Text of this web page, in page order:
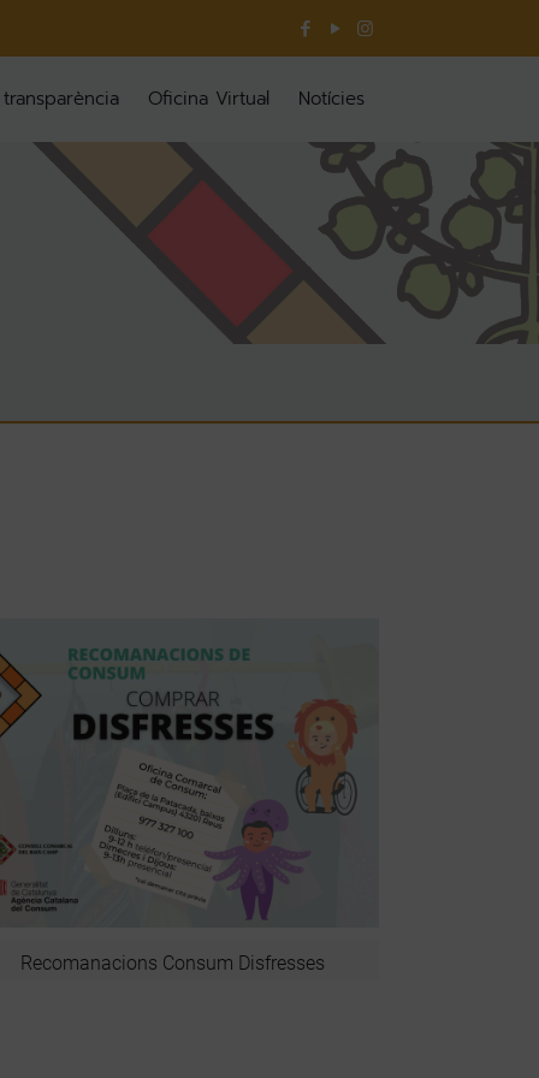
Oficina Virtual Notícies
Recomanacions Consum Disfresses